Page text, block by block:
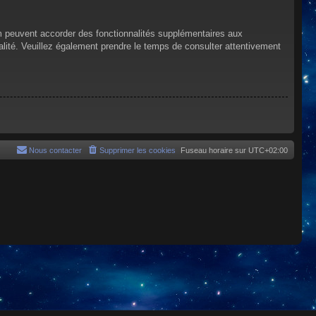
accorder des fonctionnalités supplémentaires aux
Veuillez également prendre le temps de consulter attentivement
Fuseau horaire sur UTC+02:00
Supprimer les cookies
Nous contacter